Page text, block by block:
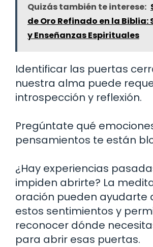
Quizás también te interese:
de Oro Refinado en la Biblia:
y Enseñanzas Espirituales
Identificar las puertas
nuestra alma puede
introspección y reflexión.
Pregúntate qué
pensamientos te están
¿Hay experiencias
impiden abrirte? La
oración pueden ayudarte
estos sentimientos y
reconocer dónde
para abrir esas puertas.